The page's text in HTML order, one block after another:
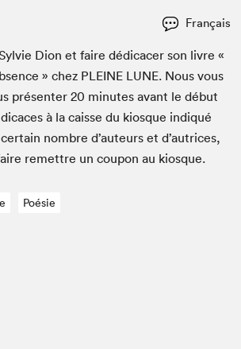
Français
Dion et faire dédi­cac­er son livre «
» chez PLEINE LUNE. Nous vous
présen­ter20 min­utes avant le début
à la caisse du kiosque indiqué
nom­bre d’auteurs et d’autrices,
remet­tre un coupon au kiosque.
Poésie